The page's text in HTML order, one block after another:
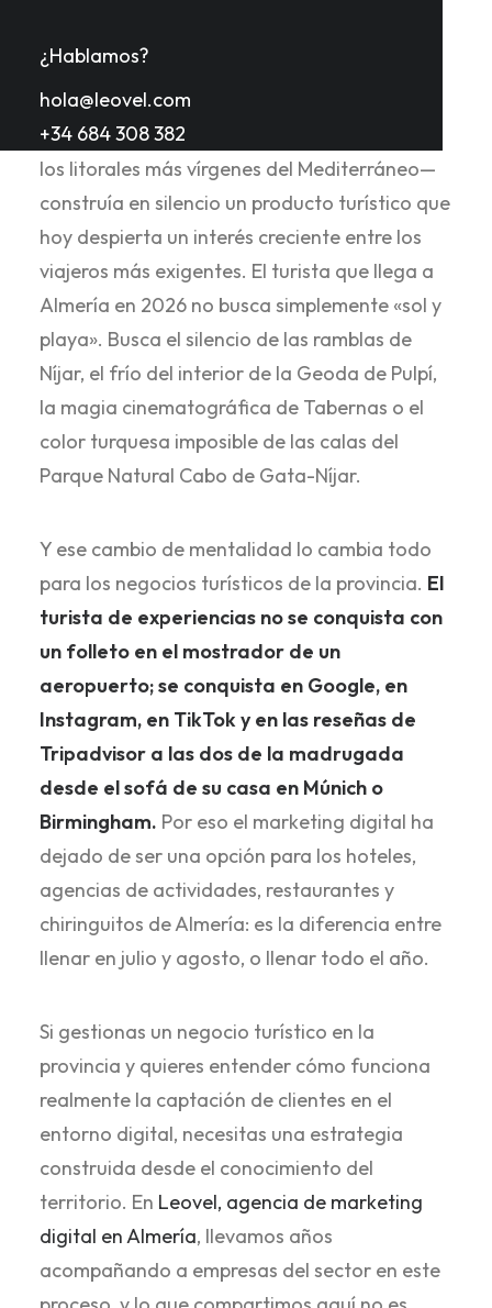
¿Hablamos?
hola@leovel.com
+34 684 308 382
portadas y presupuestos publicitarios, esta
tierra de contrastes extremos —el único
desierto de Europa occidental junto a uno de
los litorales más vírgenes del Mediterráneo—
construía en silencio un producto turístico que
hoy despierta un interés creciente entre los
viajeros más exigentes. El turista que llega a
Almería en 2026 no busca simplemente «sol y
playa». Busca el silencio de las ramblas de
Níjar, el frío del interior de la Geoda de Pulpí,
la magia cinematográfica de Tabernas o el
color turquesa imposible de las calas del
Parque Natural Cabo de Gata-Níjar.
Y ese cambio de mentalidad lo cambia todo
para los negocios turísticos de la provincia. El
turista de experiencias no se conquista con
un folleto en el mostrador de un
aeropuerto; se conquista en Google, en
Instagram, en TikTok y en las reseñas de
Tripadvisor a las dos de la madrugada
desde el sofá de su casa en Múnich o
Birmingham. Por eso el marketing digital ha
dejado de ser una opción para los hoteles,
agencias de actividades, restaurantes y
chiringuitos de Almería: es la diferencia entre
llenar en julio y agosto, o llenar todo el año.
Si gestionas un negocio turístico en la
provincia y quieres entender cómo funciona
realmente la captación de clientes en el
entorno digital, necesitas una estrategia
construida desde el conocimiento del
territorio. En Leovel, agencia de marketing
digital en Almería, llevamos años
acompañando a empresas del sector en este